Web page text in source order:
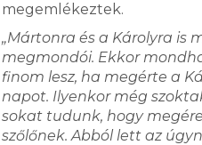
megemlékeztek.
„Mártonra és a Károlyra is
megmondói. Ekkor
finom lesz, ha megérte a
napot. Ilyenkor még
sokat tudunk, hogy
szőlőnek. Abból lett az